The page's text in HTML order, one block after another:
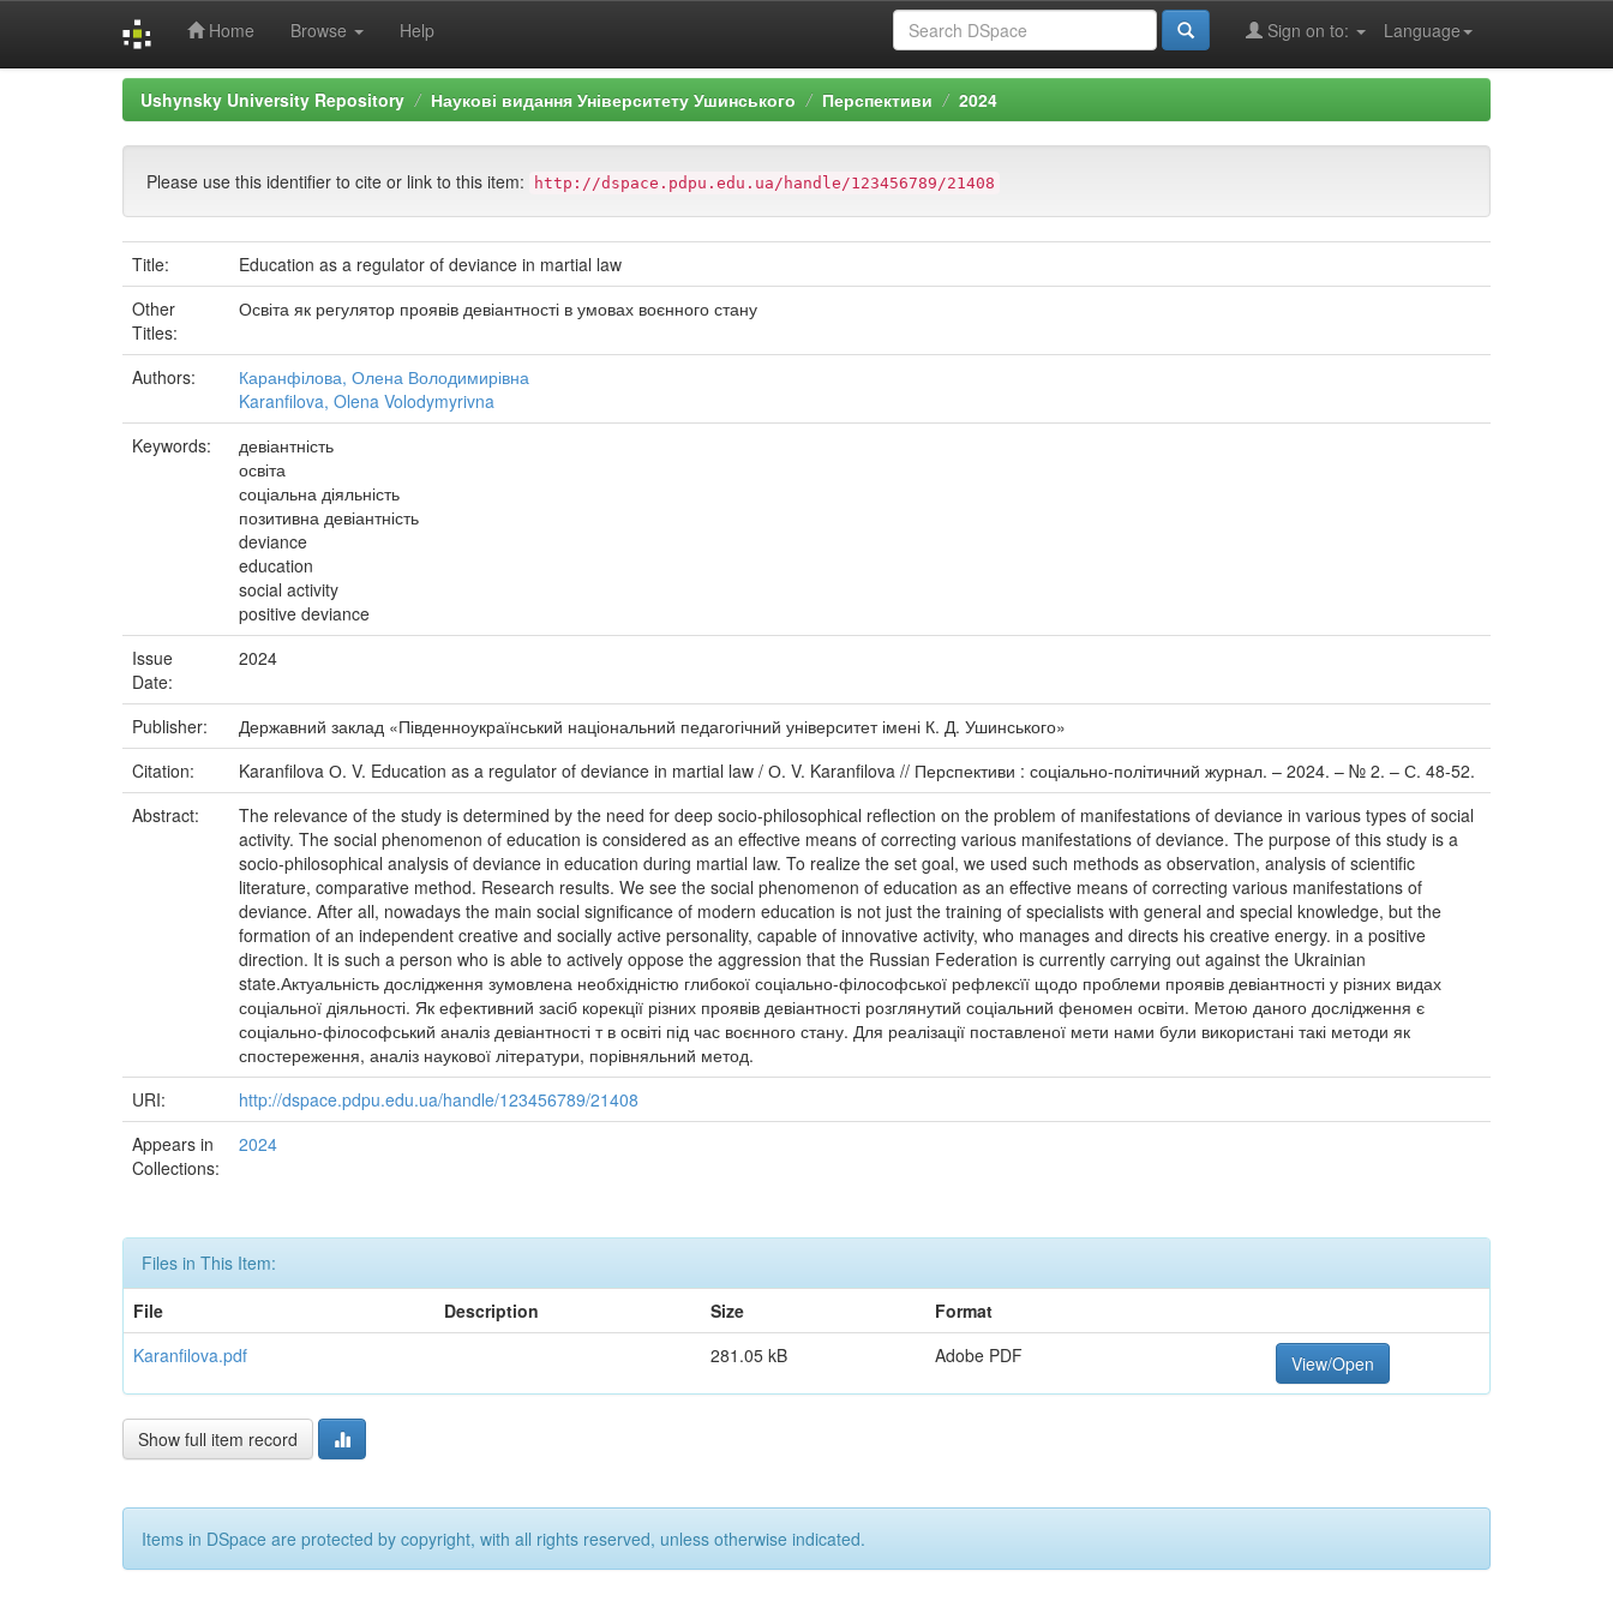
Home Browse Help Language
Sign on to:
Ushynsky University Repository Наукові видання Університету Ушинського Перспективи 2024
Please use this identifier to cite or link to this item: http://dspace.pdpu.edu.ua/handle/123456789/21408
Title:
Education as a regulator of deviance in martial law
Other
Titles:
Освіта як регулятор проявів девіантності в умовах воєнного стану
Authors:
Каранфілова, Олена Володимирівна
Karanfilova, Olena Volodymyrivna
Keywords:
девіантність
освіта
соціальна діяльність
позитивна девіантність
deviance
education
social activity
positive deviance
Issue
Date:
2024
Publisher:
Державний заклад «Південноукраїнський національний педагогічний університет імені К. Д. Ушинського»
Citation:
Karanfilova О. V. Education as a regulator of deviance in martial law / О. V. Karanfilova // Перспективи : соціально-політичний журнал. – 2024. – № 2. – С. 48-52.
Abstract:
The relevance of the study is determined by the need for deep socio-philosophical reflection on the problem of manifestations of deviance in various types of social
activity. The social phenomenon of education is considered as an effective means of correcting various manifestations of deviance. The purpose of this study is a
socio-philosophical analysis of deviance in education during martial law. To realize the set goal, we used such methods as observation, analysis of scientific
literature, comparative method. Research results. We see the social phenomenon of education as an effective means of correcting various manifestations of
deviance. After all, nowadays the main social significance of modern education is not just the training of specialists with general and special knowledge, but the
formation of an independent creative and socially active personality, capable of innovative activity, who manages and directs his creative energy. in a positive
direction. It is such a person who is able to actively oppose the aggression that the Russian Federation is currently carrying out against the Ukrainian
state.Актуальність дослідження зумовлена необхідністю глибокої соціально-філософської рефлексїї щодо проблеми проявів девіантності у різних видах
соціальної діяльності. Як ефективний засіб корекції різних проявів девіантності розглянутий соціальний феномен освіти. Метою даного дослідження є
соціально-філософський аналіз девіантності т в освіті під час воєнного стану. Для реалізації поставленої мети нами були використані такі методи як
спостереження, аналіз наукової літератури, порівняльний метод.
URI:
http://dspace.pdpu.edu.ua/handle/123456789/21408
Appears in
Collections:
2024
Files in This Item:
File
Description Size
Format
Karanfilova.pdf
281.05 kB Adobe PDF View/Open
Show full item record
Items in DSpace are protected by copyright, with all rights reserved, unless otherwise indicated.